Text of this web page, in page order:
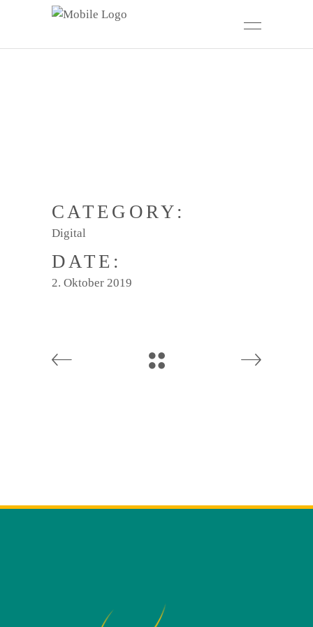
CATEGORY:
Digital
DATE:
2. Oktober 2019